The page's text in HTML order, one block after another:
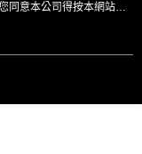
同意本公司得按本網站使